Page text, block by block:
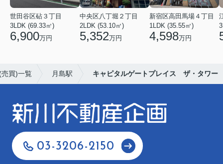
世田谷区砧３丁目
3LDK (69.33㎡)
6,900万円
中央区八丁堀２丁目
2LDK (53.10㎡)
5,352万円
新宿区高田馬場４丁目
1LDK (35.55㎡)
4,598万円
買)一覧 月島駅 キャピタルゲートプレイス ザ・タワー
03-3206-2150